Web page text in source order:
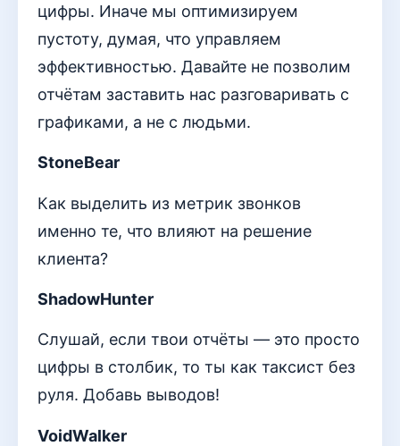
цифры. Иначе мы оптимизируем
пустоту, думая, что управляем
эффективностью. Давайте не позволим
отчётам заставить нас разговаривать с
графиками, а не с людьми.
StoneBear
Как выделить из метрик звонков
именно те, что влияют на решение
клиента?
ShadowHunter
Слушай, если твои отчёты — это просто
цифры в столбик, то ты как таксист без
руля. Добавь выводов!
VoidWalker